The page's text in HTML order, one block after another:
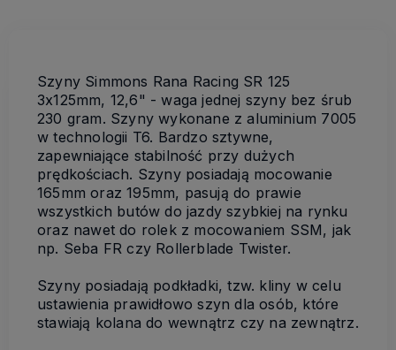
Szyny Simmons Rana Racing SR 125
3x125mm, 12,6" - waga jednej szyny bez śrub
230 gram. Szyny wykonane z aluminium 7005
w technologii T6. Bardzo sztywne,
zapewniające stabilność przy dużych
prędkościach. Szyny posiadają mocowanie
165mm oraz 195mm, pasują do prawie
wszystkich butów do jazdy szybkiej na rynku
oraz nawet do rolek z mocowaniem SSM, jak
np. Seba FR czy Rollerblade Twister.
Szyny posiadają podkładki, tzw. kliny w celu
ustawienia prawidłowo szyn dla osób, które
stawiają kolana do wewnątrz czy na zewnątrz.